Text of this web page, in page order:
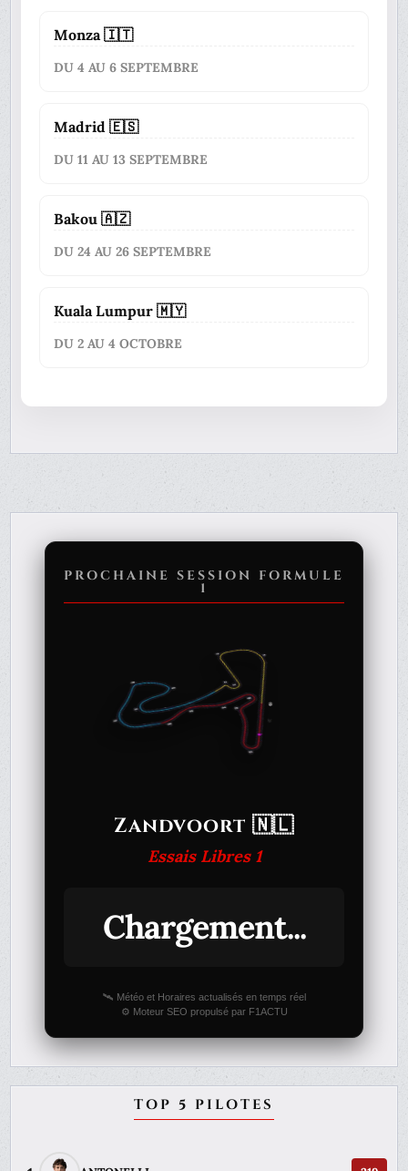
Monza 🇮🇹
DU 4 AU 6 SEPTEMBRE
Madrid 🇪🇸
DU 11 AU 13 SEPTEMBRE
Bakou 🇦🇿
DU 24 AU 26 SEPTEMBRE
Kuala Lumpur 🇲🇾
DU 2 AU 4 OCTOBRE
PROCHAINE SESSION FORMULE
1
Zandvoort 🇳🇱
Essais Libres 1
Chargement...
🛰️ Météo et Horaires actualisés en temps réel
⚙️ Moteur SEO propulsé par F1ACTU
TOP 5 PILOTES